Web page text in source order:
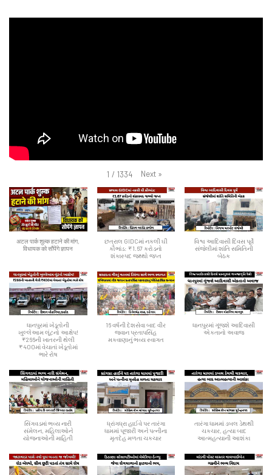
1 / 1334 Next »
अटल पार्क शुल्क हटाने की मांग,
विधायक को सौंपेंगे ज्ञापन
છત્રાલ GIDCમાં નકલી ઘી
કૌભાંડ: ₹1.67 કરોડનો
શંકાસ્પદ જથ્થો જપ્ત
વિશ્વ આદિવાસી દિવસ પૂર્વે
સંજેલીમાં શાંતિ સમિતિની
બેઠક
ધાનપુરમાં ખેડૂતોની
ખુલ્લેઆમ લૂંટનો આક્ષેપ!
₹266ની ખાતરની થેલી
₹400માં વેચાતાં ખેડૂતોમાં
ભારે રોષ
16 વર્ષની દેશસેવા બાદ વીર
જવાન પ્રતાપસિંહ
મકવાણાનું ભવ્ય સ્વાગત
ધાનપુરમાં ગૂંજશે આદિવાસી
એકતાનો અવાજ
સિંગવડમાં ભવ્ય નારી
સંમેલન, મહિલાઓને
યોજનાઓની માહિતી
ધ્રાંગધ્રા હાઈવે પર તારંગા
ધામમાં પૂજારી અને પત્નીના
મૃતદેહ મળતા ચકચાર
તારંગા ધામમાં ડબલ ડેથથી
ચકચાર, હત્યા બાદ
આત્મહત્યાની આશંકા